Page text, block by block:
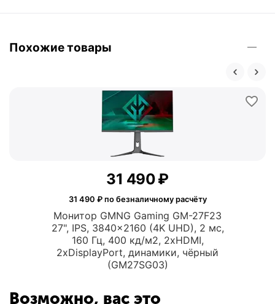
Похожие товары
Монитор GMNG Gaming GM-27F23
27", IPS, 3840x2160 (4K UHD), 2 мс,
160 Гц, 400 кд/м2, 2xHDMI,
2xDisplayPort, динамики, чёрный
(GM27SG03)
31 490₽
31 490 ₽ по безналичному расчёту
Возможно, вас это